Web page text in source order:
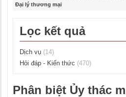
Đại lý thương mại
Lọc kết quả
Dịch vụ (14)
Hỏi đáp - Kiến thức (470)
Phân biệt Ủy thác